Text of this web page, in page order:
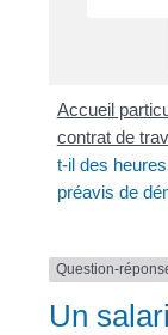
Accueil
contrat de
t-il des
préavis de
Question-
Un